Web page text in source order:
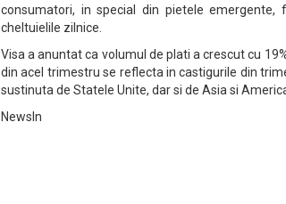
consumatori, in special din pietele
cheltuielile zilnice.
Visa a anuntat ca volumul de plati a crescut cu
din acel trimestru se reflecta in castigurile din
sustinuta de Statele Unite, dar si de Asia si
NewsIn